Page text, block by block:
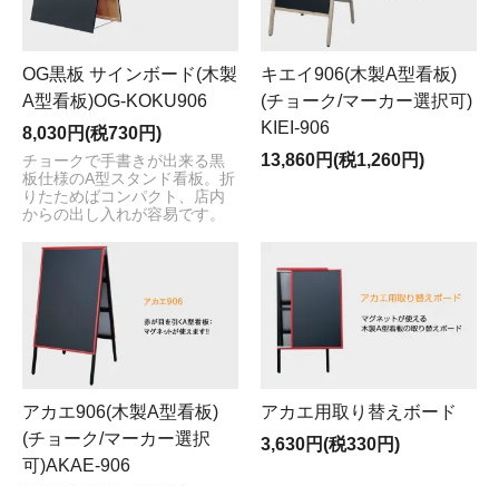
OG黒板 サインボード(木製
A型看板)OG-KOKU906
8,030円(税730円)
チョークで手書きが出来る黒
板仕様のA型スタンド看板。折
りたためばコンパクト、店内
からの出し入れが容易です。
キエイ906(木製A型看板)
(チョーク/マーカー選択可)
KIEI-906
13,860円(税1,260円)
アカエ906(木製A型看板)
(チョーク/マーカー選択
可)AKAE-906
アカエ用取り替えボード
3,630円(税330円)